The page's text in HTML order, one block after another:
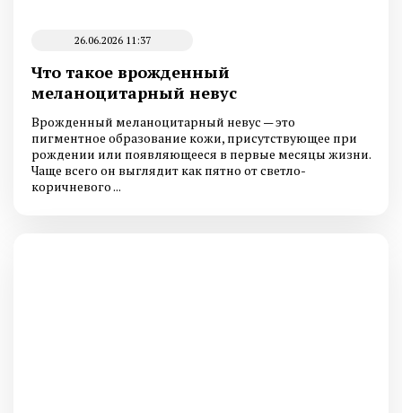
26.06.2026 11:37
Что такое врожденный
меланоцитарный невус
Врожденный меланоцитарный невус — это
пигментное образование кожи, присутствующее при
рождении или появляющееся в первые месяцы жизни.
Чаще всего он выглядит как пятно от светло-
коричневого ...